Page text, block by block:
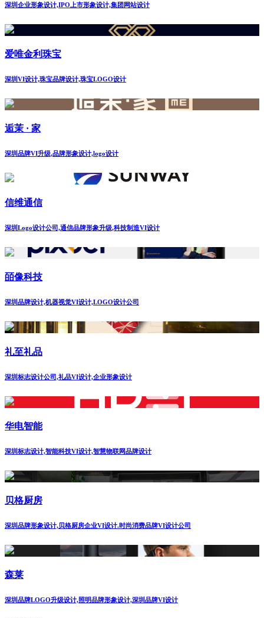
深圳企业形象设计,IPO上市形象设计,集团网站设计
爱唯金利珠宝
深圳VI设计,珠宝品牌设计,珠宝LOGO设计
逅茉 · 家
深圳品牌VI升级,品牌形象设计,logo设计
信维通信
深圳Logo设计公司,通信品牌形象升级,科技制造VI设计
皕像科技
深圳品牌设计,机器视觉VI设计,LOGO设计公司
礼至礼品
深圳标志设计公司,礼品VI设计,企业形象设计
华电智能
深圳标志设计,智能科技VI设计,智慧物联网品牌设计
贝格厨房
深圳品牌形象设计,贝格厨房企业VI设计.时尚消费品牌VI设计公司
森莱
深圳品牌LOGO升级设计,照明品牌形象设计,深圳品牌VI设计